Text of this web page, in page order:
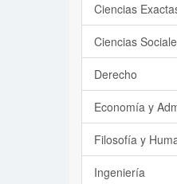
Ciencias
Ciencias
Derecho
Economía y
Filosofía y
Ingeniería